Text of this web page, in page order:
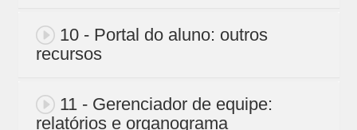
10 - Portal do aluno: outros
recursos
11 - Gerenciador de equipe:
relatórios e organograma